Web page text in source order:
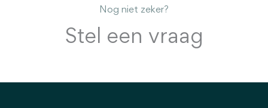
Nog niet zeker?
Stel een vraag